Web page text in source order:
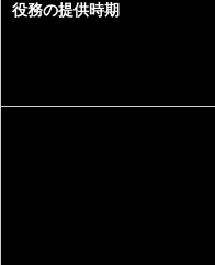
役務の提供時期